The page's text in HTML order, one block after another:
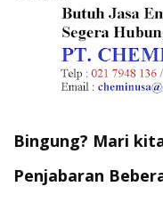
Bingung? Mari
Penjabaran